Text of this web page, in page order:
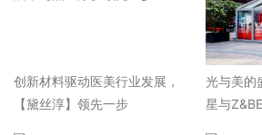
​创新材料驱动医美行业发展，
【黛丝淳】领先一步
光与美的
星与